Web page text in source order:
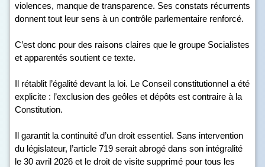
violences, manque de transparence. Ses constats récurrents
donnent tout leur sens à un contrôle parlementaire renforcé.
C’est donc pour des raisons claires que le groupe Socialistes
et apparentés soutient ce texte.
Il rétablit l’égalité devant la loi. Le Conseil constitutionnel a été
explicite : l’exclusion des geôles et dépôts est contraire à la
Constitution.
Il garantit la continuité d’un droit essentiel. Sans intervention
du législateur, l’article 719 serait abrogé dans son intégralité
le 30 avril 2026 et le droit de visite supprimé pour tous les